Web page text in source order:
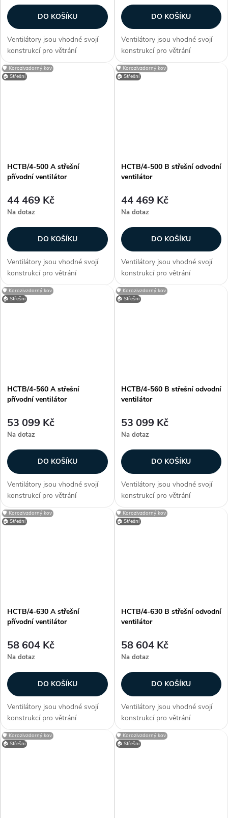
DO KOŠÍKU
Ventilátory jsou vhodné svojí
konstrukcí pro větrání
průmyslových hal, provozoven,
bazénů a skladů. Zákazníci
DO KOŠÍKU
Ventilátory jsou vhodné svojí
konstrukcí pro větrání
průmyslových hal, provozoven,
bazénů a skladů. Zákazníci
🛡️ Korozivzdorný kov
🏠 Střešní
HCTB/4-500 A střešní
přívodní ventilátor
44 469 Kč
Na dotaz
DO KOŠÍKU
Ventilátory jsou vhodné svojí
konstrukcí pro větrání
průmyslových hal, provozoven,
bazénů a skladů. Zákazníci
🛡️ Korozivzdorný kov
🏠 Střešní
HCTB/4-500 B střešní odvodní
ventilátor
44 469 Kč
Na dotaz
DO KOŠÍKU
Ventilátory jsou vhodné svojí
konstrukcí pro větrání
průmyslových hal, provozoven,
bazénů a skladů. Zákazníci
🛡️ Korozivzdorný kov
🏠 Střešní
HCTB/4-560 A střešní
přívodní ventilátor
53 099 Kč
Na dotaz
DO KOŠÍKU
Ventilátory jsou vhodné svojí
konstrukcí pro větrání
průmyslových hal, provozoven,
bazénů a skladů. Zákazníci
🛡️ Korozivzdorný kov
🏠 Střešní
HCTB/4-560 B střešní odvodní
ventilátor
53 099 Kč
Na dotaz
DO KOŠÍKU
Ventilátory jsou vhodné svojí
konstrukcí pro větrání
průmyslových hal, provozoven,
bazénů a skladů. Zákazníci
🛡️ Korozivzdorný kov
🏠 Střešní
HCTB/4-630 A střešní
přívodní ventilátor
58 604 Kč
Na dotaz
DO KOŠÍKU
Ventilátory jsou vhodné svojí
konstrukcí pro větrání
průmyslových hal, provozoven,
bazénů a skladů. Zákazníci
🛡️ Korozivzdorný kov
🏠 Střešní
HCTB/4-630 B střešní odvodní
ventilátor
58 604 Kč
Na dotaz
DO KOŠÍKU
Ventilátory jsou vhodné svojí
konstrukcí pro větrání
průmyslových hal, provozoven,
bazénů a skladů. Zákazníci
🛡️ Korozivzdorný kov
🏠 Střešní
🛡️ Korozivzdorný kov
🏠 Střešní